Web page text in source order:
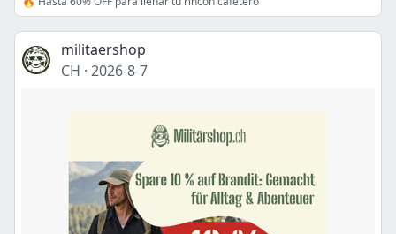
militaershop
CH · 2026-8-7